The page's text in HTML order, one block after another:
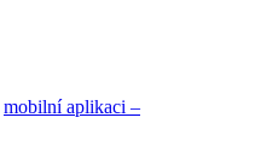
mobilní aplikaci –